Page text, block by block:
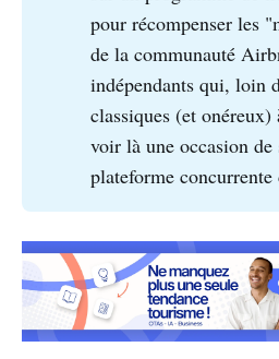
pour récompenser les
de la communauté
indépendants qui, loin
classiques (et
voir là une occasion
plateforme